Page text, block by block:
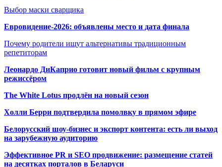
Выбор маски сварщика
Евровидение-2026: объявлены место и дата финала
Почему родители ищут альтернативы традиционным
репетиторам
Леонардо ДиКаприо готовит новый фильм с крупным
режиссёром
The White Lotus продлён на новый сезон
Холли Берри подтвердила помолвку в прямом эфире
Белорусский шоу-бизнес и экспорт контента: есть ли выход
на зарубежную аудиторию
Эффективное PR и SEO продвижение: размещение статей
на десятках порталов в Беларуси